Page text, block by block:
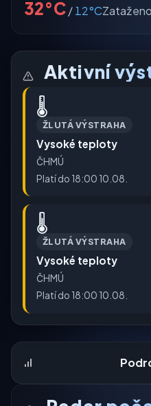
32°C/12°C
Aktivní
🌡️
ŽLUTÁ VÝSTRAHA
Vysoké teploty
ČHMÚ
Platí do 18:00 10.08.
🌡️
ŽLUTÁ VÝSTRAHA
Vysoké teploty
ČHMÚ
Platí do 18:00 10.08.